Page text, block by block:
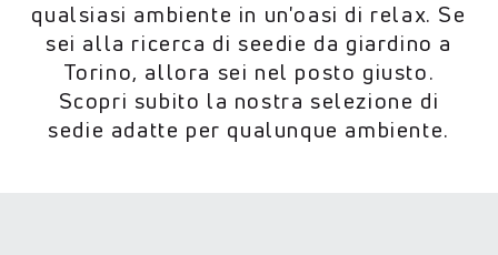
qualsiasi ambiente in un'oasi di relax. Se
sei alla ricerca di seedie da giardino a
Torino, allora sei nel posto giusto.
Scopri subito la nostra selezione di
sedie adatte per qualunque ambiente.